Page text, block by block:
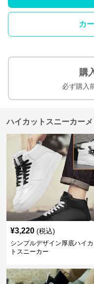
カ
購
必ず購入
ハイカットスニーカー
¥3,220 (税込)
シンプルデザイン厚底ハイカ
トスニーカー